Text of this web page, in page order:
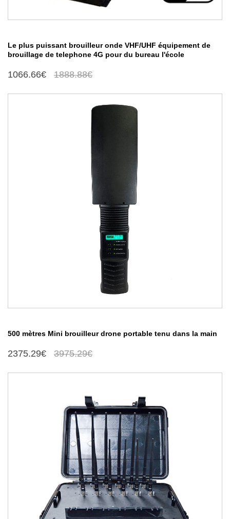
Le plus puissant brouilleur onde VHF/UHF équipement de
brouillage de telephone 4G pour du bureau l'école
1066.66€ 1888.88€
500 mètres Mini brouilleur drone portable tenu dans la main
2375.29€ 3975.29€